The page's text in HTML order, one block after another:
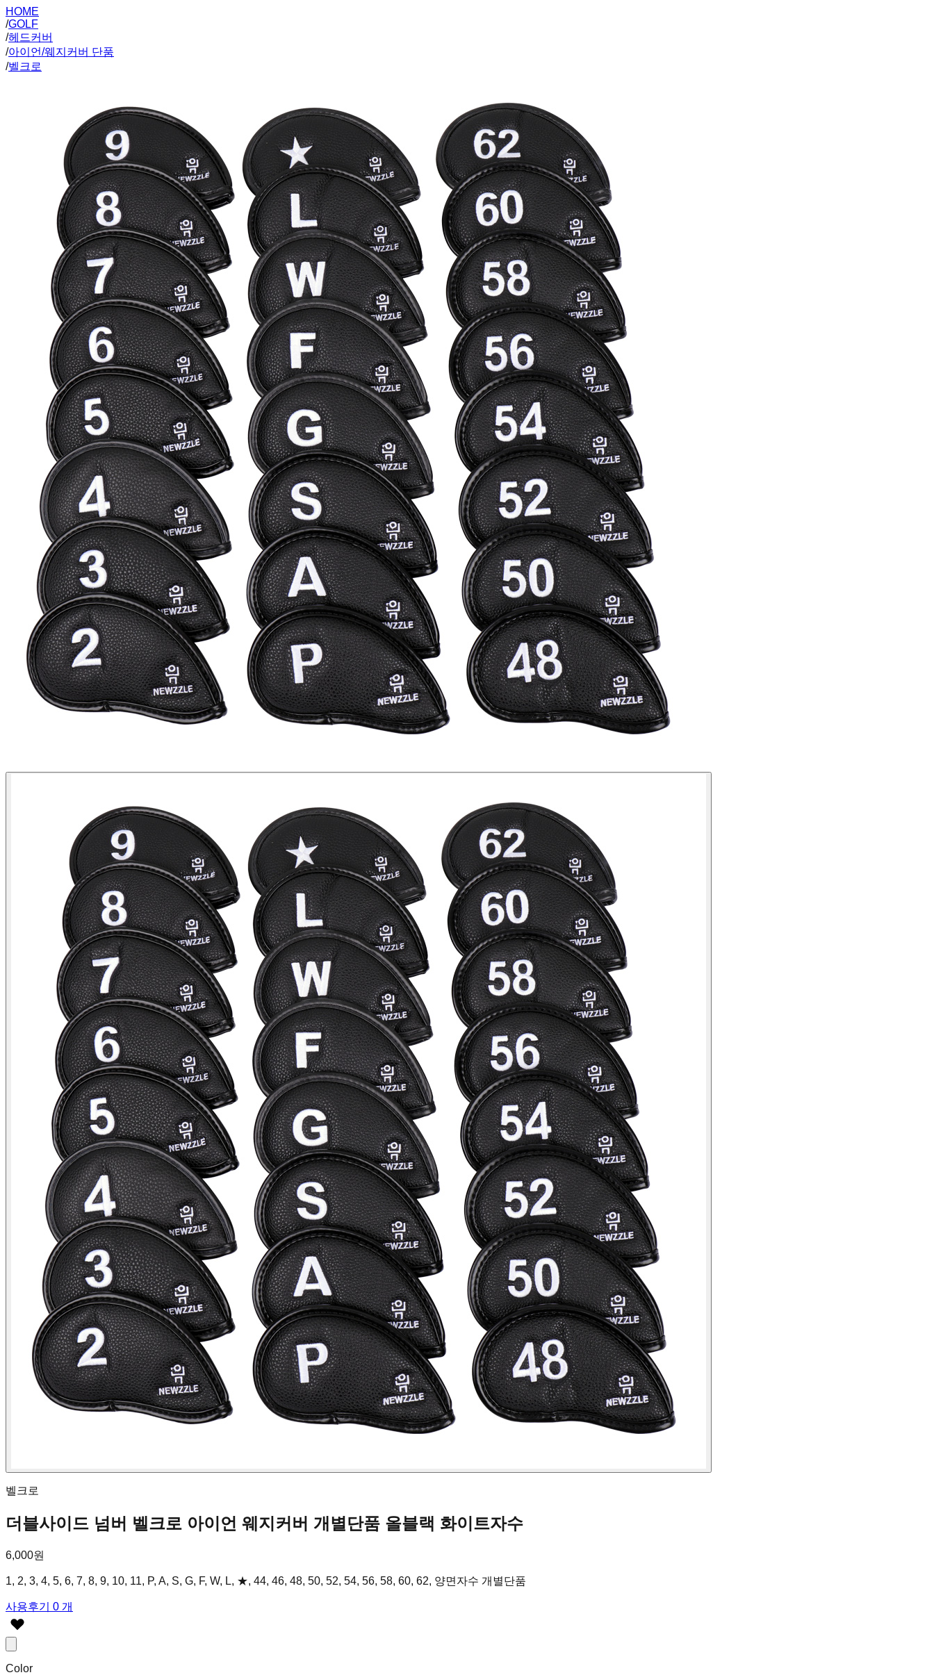
HOME
/GOLF
/헤드커버
/아이언/웨지커버 단품
/벨크로
벨크로
더블사이드 넘버 벨크로 아이언 웨지커버 개별단품 올블랙 화이트자수
6,000원
1, 2, 3, 4, 5, 6, 7, 8, 9, 10, 11, P, A, S, G, F, W, L, ★, 44, 46, 48, 50, 52, 54, 56, 58, 60, 62, 양면자수 개별단품
사용후기 0 개
Color